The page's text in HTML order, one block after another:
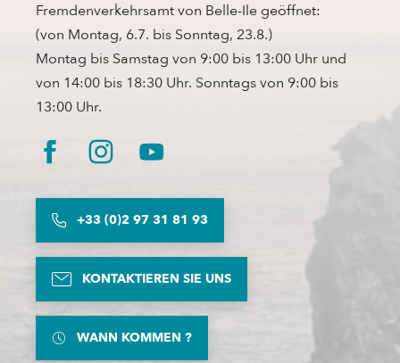
Fremdenverkehrsamt von Belle-Ile geöffnet:
(von Montag, 6.7. bis Sonntag, 23.8.)
Montag bis Samstag von 9:00 bis 13:00 Uhr und
von 14:00 bis 18:30 Uhr. Sonntags von 9:00 bis
13:00 Uhr.
+33 (0)2 97 31 81 93
KONTAKTIEREN SIE UNS
WANN KOMMEN ?